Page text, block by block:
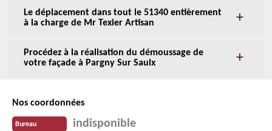
Le déplacement dans tout le 51340 entièrement
à la charge de Mr Texier Artisan
Procédez à la réalisation du démoussage de
votre façade à Pargny Sur Saulx
Nos coordonnées
Bureau indisponible